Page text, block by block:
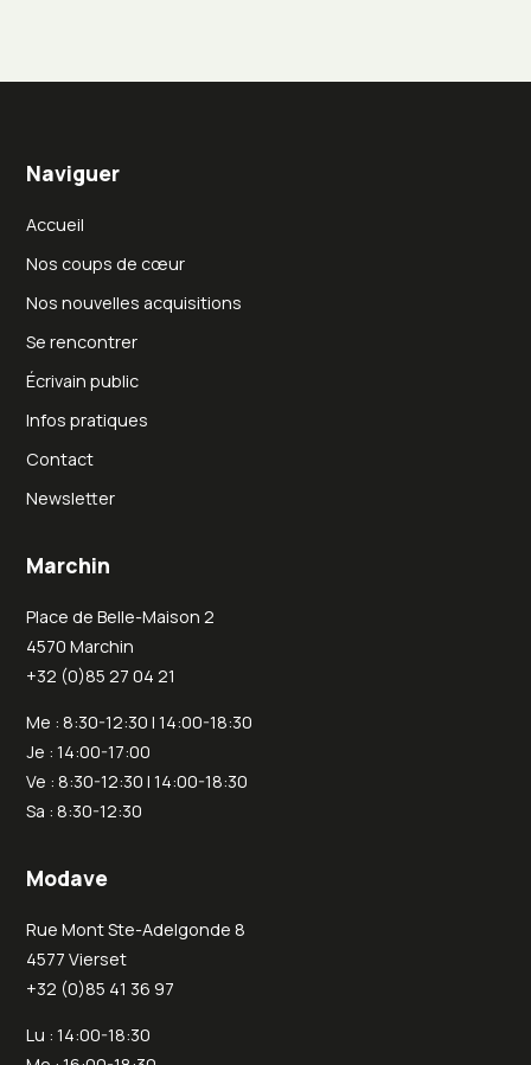
Naviguer
Accueil
Nos coups de cœur
Nos nouvelles acquisitions
Se rencontrer
Écrivain public
Infos pratiques
Contact
Newsletter
Marchin
Place de Belle-Maison 2
4570 Marchin
+32 (0)85 27 04 21
Me : 8:30-12:30 | 14:00-18:30
Je : 14:00-17:00
Ve : 8:30-12:30 | 14:00-18:30
Sa : 8:30-12:30
Modave
Rue Mont Ste-Adelgonde 8
4577 Vierset
+32 (0)85 41 36 97
Lu : 14:00-18:30